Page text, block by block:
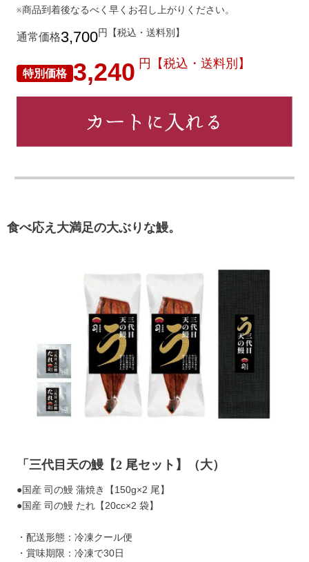
※商品到着後なるべく早くお召し上がりください。
通常価格3,700円【税込・送料別】
特別価格 3,240 円【税込・送料別】
食べ応え大満足の大ぶりな鰻。
「三代目天の鰻【2 尾セット】（大）
●国産 司の鰻 蒲焼き【150g×2 尾】
●国産 司の鰻 たれ【20cc×2 袋】
・配送形態：冷凍クール便
・賞味期限：冷凍で30日